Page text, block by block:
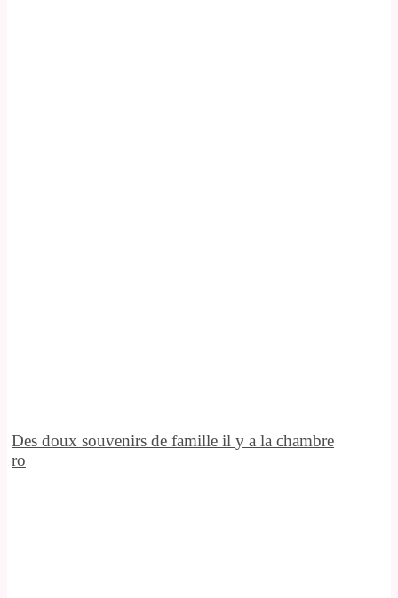
Des doux souvenirs de famille il y a la chambre
ro